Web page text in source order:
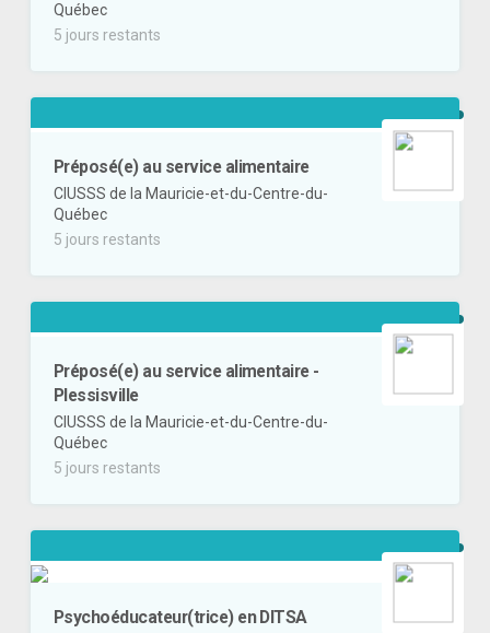
Québec
5 jours restants
Préposé(e) au service alimentaire
CIUSSS de la Mauricie-et-du-Centre-du-
Québec
5 jours restants
Préposé(e) au service alimentaire -
Plessisville
CIUSSS de la Mauricie-et-du-Centre-du-
Québec
5 jours restants
Psychoéducateur(trice) en DITSA